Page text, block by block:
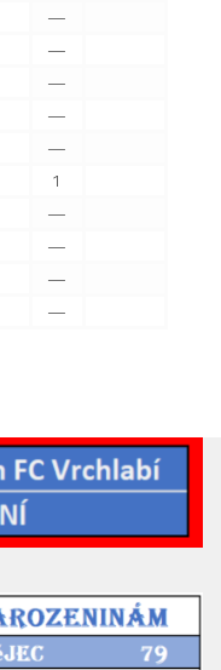
—
—
—
—
—
1
—
—
—
—